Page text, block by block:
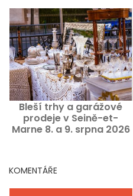
Bleší trhy a garážové
prodeje v Seině-et-
Marne 8. a 9. srpna 2026
KOMENTÁŘE